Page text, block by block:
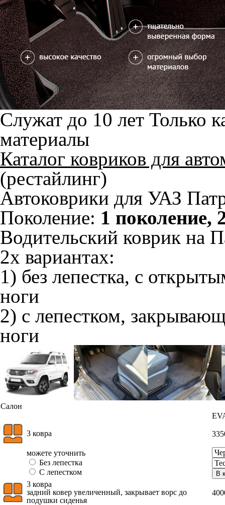
Служат до 10 лет Только
материалы
Каталог ковриков для
(рестайлинг)
Автоковрики для УАЗ
Поколение: 1 поколение,
Водительский коврик на
2х вариантах:
1) без лепестка, с
ноги
2) с лепестком,
ноги
Салон
3 ковра
можете уточнить
Без лепестка
С лепестком
В
3 ковра
задний ковер увеличенный, закрывает ворс до
подушки сиденья